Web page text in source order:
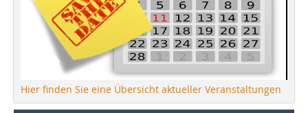
Hier finden Sie eine Übersicht aktueller Veranstaltungen